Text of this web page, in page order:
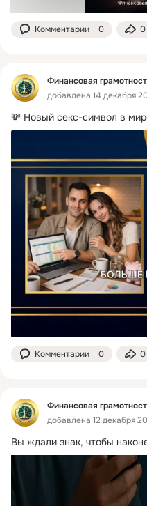
Комментарии 0 0
Финансовая
добавлена 14 декабря
💸 Новый секс-символ в
Комментарии 0 0
Финансовая
добавлена 12 декабря
Вы ждали знак, чтобы